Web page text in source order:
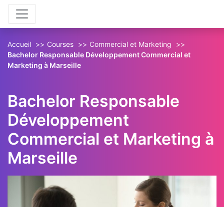
Aller au contenu principal
Aller au pied de page
Accueil Courses
Commercial et Marketing
Bachelor Responsable Développement Commercial et
Marketing à Marseille
Bachelor Responsable
Développement
Commercial et Marketing à
Marseille